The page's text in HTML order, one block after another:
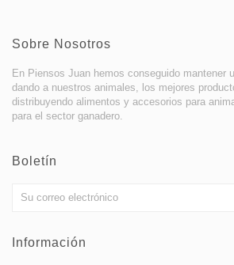
Sobre Nosotros
En Piensos Juan hemos conseguido mantener
dando a nuestros animales, los mejores
distribuyendo alimentos y accesorios para
para el sector ganadero.
Boletín
Información